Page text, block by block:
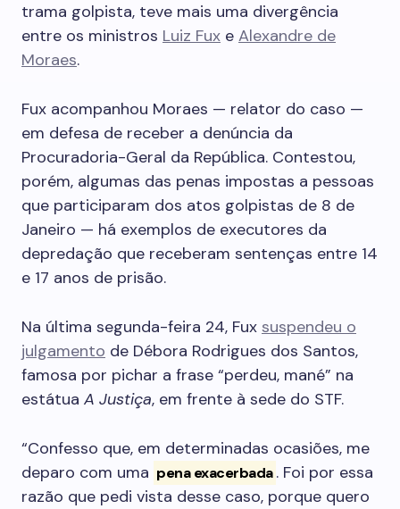
trama golpista, teve mais uma divergência
entre os ministros Luiz Fux e Alexandre de
Moraes.
Fux acompanhou Moraes — relator do caso —
em defesa de receber a denúncia da
Procuradoria-Geral da República. Contestou,
porém, algumas das penas impostas a pessoas
que participaram dos atos golpistas de 8 de
Janeiro — há exemplos de executores da
depredação que receberam sentenças entre 14
e 17 anos de prisão.
Na última segunda-feira 24, Fux suspendeu o
julgamento de Débora Rodrigues dos Santos,
famosa por pichar a frase “perdeu, mané” na
estátua A Justiça, em frente à sede do STF.
“Confesso que, em determinadas ocasiões, me
deparo com uma pena exacerbada. Foi por essa
razão que pedi vista desse caso, porque quero